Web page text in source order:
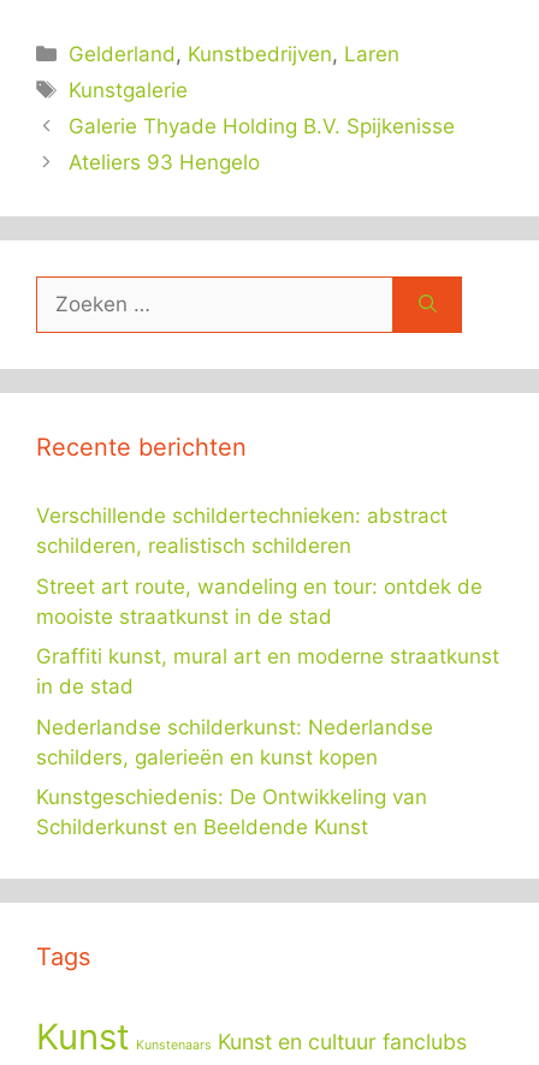
Categorieën
Gelderland, Kunstbedrijven, Laren
Tags
Kunstgalerie
Galerie Thyade Holding B.V. Spijkenisse
Ateliers 93 Hengelo
Zoek
Recente berichten
Verschillende schildertechnieken: abstract
schilderen, realistisch schilderen
Street art route, wandeling en tour: ontdek de
mooiste straatkunst in de stad
Graffiti kunst, mural art en moderne straatkunst
in de stad
Nederlandse schilderkunst: Nederlandse
schilders, galerieën en kunst kopen
Kunstgeschiedenis: De Ontwikkeling van
Schilderkunst en Beeldende Kunst
Tags
Kunst Kunstenaars Kunst en cultuur fanclubs